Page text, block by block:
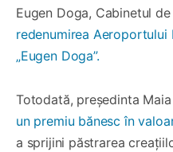
Eugen Doga, Cabinetul
redenumirea Aeroportului
„Eugen Doga”.
Totodată, președinta
un premiu bănesc în
a sprijini păstrarea